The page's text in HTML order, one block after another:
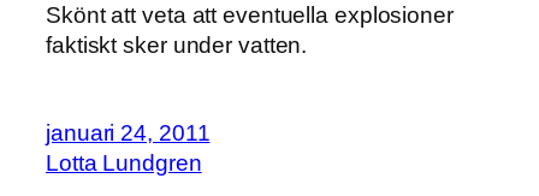
Skönt att veta att eventuella explosioner
faktiskt sker under vatten.
januari 24, 2011
Lotta Lundgren